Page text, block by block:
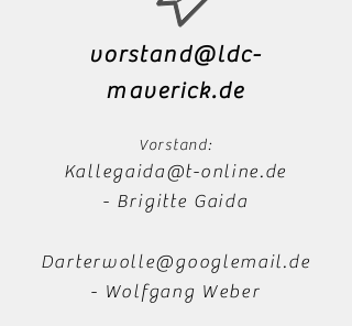
vorstand@ldc-
maverick.de
Vorstand:
Kallegaida@t-online.de
- Brigitte Gaida
Darterwolle@googlemail.de
- Wolfgang Weber